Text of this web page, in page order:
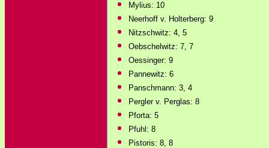
Mylius: 10
Neerhoff v. Holterberg: 9
Nitzschwitz: 4, 5
Oebschelwitz: 7, 7
Oessinger: 9
Pannewitz: 6
Panschmann: 3, 4
Pergler v. Perglas: 8
Pforta: 5
Pfuhl: 8
Pistoris: 8, 8